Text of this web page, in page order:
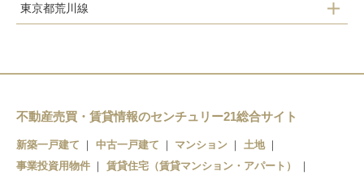
要町駅
西巣鴨駅
東京都荒川線
庚申塚駅
巣鴨新田駅
大塚駅前駅
不動産売買・賃貸情報のセンチュリー21総合サイト
新築一戸建て 中古一戸建て マンション
土地
事業投資用物件
賃貸住宅（賃貸マンション・アパート）